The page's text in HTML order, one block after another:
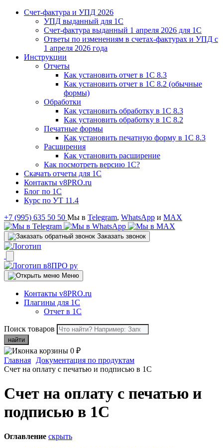
Счет-фактура и УПД 2026
УПД выданный для 1C
Счет-фактура выданный 1 апреля 2026 для 1C
Ответы по изменениям в счетах-фактурах и УПД с
1 апреля 2026 года
Инструкции
Отчеты
Как установить отчет в 1С 8.3
Как установить отчет в 1С 8.2 (обычные
формы)
Обработки
Как установить обработку в 1С 8.3
Как установить обработку в 1С 8.2
Печатные формы
Как установить печатную форму в 1С 8.3
Расширения
Как установить расширение
Как посмотреть версию 1С?
Скачать отчеты для 1С
Контакты v8PRO.ru
Блог по 1С
Курс по УТ 11.4
+7 (995) 635 50 50 Мы в Telegram, WhatsApp и MAX
Заказать звонок
Меню
Контакты v8PRO.ru
Плагины для 1С
Отчет в 1С
Поиск товаров
найти
0 ₽
Главная
Документация по продуктам
Счет на оплату с печатью и подписью в 1С
Счет на оплату с печатью и
подписью в 1С
Оглавление скрыть